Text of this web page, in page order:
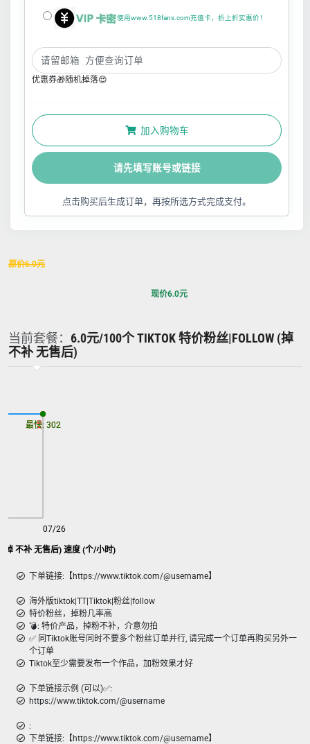
使用www.518fans.com充值卡，折上折实惠价！
优惠券🎁随机掉落😍
加入购物车
请先填写账号或链接
点击购买后生成订单，再按所选方式完成支付。
原价6.0元
现价6.0元
当前套餐： 6.0元/100个 TIKTOK 特价粉丝|FOLLOW (掉
不补 无售后)
Tiktok 特价粉丝|Follow (掉 不补 无售后) 速度 (个/小时)
07/26
最慢: 302
最快: 302
下单链接:【https://www.tiktok.com/@username】
海外版tiktok|TT|Tiktok|粉丝|follow
特价粉丝，掉粉几率高
💣︎: 特价产品，掉粉不补，介意勿拍
✅ 同Tiktok账号同时不要多个粉丝订单并行, 请完成一个订单再购买另外一
个订单
Tiktok至少需要发布一个作品，加粉效果才好
下单链接示例 (可以)✅:
https://www.tiktok.com/@username
:
下单链接:【https://www.tiktok.com/@username】